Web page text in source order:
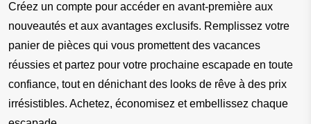
Créez un compte pour accéder en avant-première aux
nouveautés et aux avantages exclusifs. Remplissez votre
panier de pièces qui vous promettent des vacances
réussies et partez pour votre prochaine escapade en toute
confiance, tout en dénichant des looks de rêve à des prix
irrésistibles. Achetez, économisez et embellissez chaque